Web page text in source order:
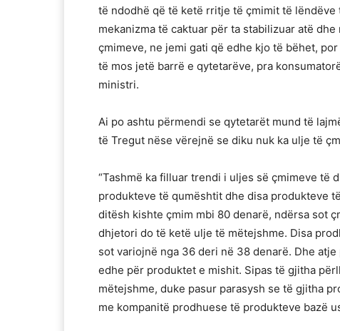
të ndodhë që të ketë rritje të çmimit të
mekanizma të caktuar për ta stabilizuar atë
çmimeve, ne jemi gati që edhe kjo të bëhet,
të mos jetë barrë e qytetarëve, pra
ministri.
Ai po ashtu përmendi se qytetarët mund të
të Tregut nëse vërejnë se diku nuk ka ulje të
“Tashmë ka filluar trendi i uljes së çmimeve të
produkteve të qumështit dhe disa produkteve
ditësh kishte çmim mbi 80 denarë, ndërsa sot
dhjetori do të ketë ulje të mëtejshme. Disa
sot variojnë nga 36 deri në 38 denarë. Dhe
edhe për produktet e mishit. Sipas të gjitha
mëtejshme, duke pasur parasysh se të gjitha
me kompanitë prodhuese të produkteve bazë